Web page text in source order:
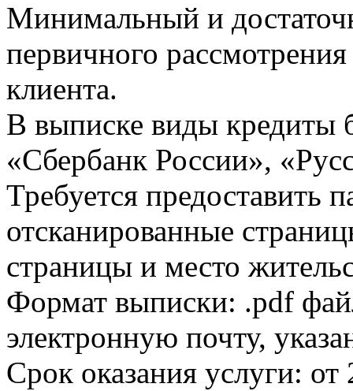
Минимальный и
первичного
клиента.
В выписке виды кредиты
«Сбербанк России»,
Требуется предоставить
отсканированные
страницы и место
Формат выписки: .pdf
электронную почту,
Срок оказания услуги: от